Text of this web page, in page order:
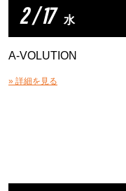
2 / 17 水
A-VOLUTION
» 詳細を見る